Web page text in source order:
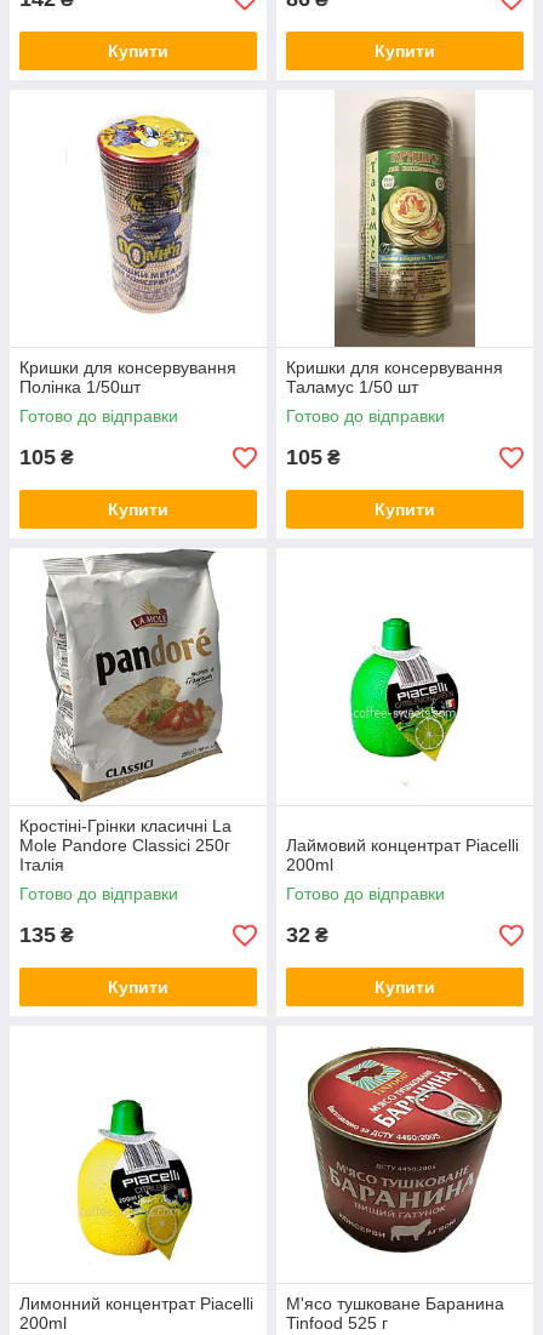
Купити Купити
Кришки для консервування
Полінка 1/50шт
Готово до відправки
105 ₴
Купити
Кришки для консервування
Таламус 1/50 шт
Готово до відправки
105 ₴
Купити
Кростіні-Грінки класичні La
Mole Pandore Classici 250г
Італія
Готово до відправки
135 ₴
Купити
Лаймовий концентрат Piacelli
200ml
Готово до відправки
32 ₴
Купити
Лимонний концентрат Piacelli
200ml
М'ясо тушковане Баранина
Tinfood 525 г